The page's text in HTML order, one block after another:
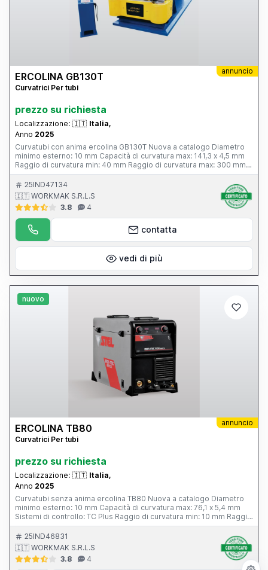
annuncio
ERCOLINA GB130T
Curvatrici Per tubi
prezzo su richiesta
Localizzazione: 🇮🇹 Italia,
Anno 2025
Curvatubi con anima ercolina GB130T Nuova a catalogo Diametro
minimo esterno: 10 mm Capacità di curvatura max: 141,3 x 4,5 mm
Raggio di curvatura min: 40 mm Raggio di curvatura max: 300 mm
La GB130T ha 2 teste, un sistema di serraggio tubo brevettato e un
encoder di precisione su ogni asse. industry4.0 risparmio
energetico CARATTERISTICHE Curvatubi a 2 teste Veloce Cambio
utensili Posizioni slitta, booster e mandrino programmabili (assi X2,
Y2, Y3) Sistema di serraggio tubo brevettato KST Pesante struttura
in acciaio per offrire rigidità ed assenza di vibrazioni (brevettato)
Encoder di precisione su ogni asse Controllo touch screen intuitivo
con memoria illimitata grazie alla chiave esterna USB Joystick di
azionamento con classe 3 di sicurezza PLC interattivo con touch
screen garantisce la semplice accessibilità alle modalità di
funzionamento manuale ed automatica; diagnostica di sistema
integrata ed interfaccia operatore multilingue Importazione files.
25IND47134
🇮🇹 WORKMAK S.R.L.S
3.8
4
contatta
vedi di più
nuovo
annuncio
ERCOLINA TB80
Curvatrici Per tubi
prezzo su richiesta
Localizzazione: 🇮🇹 Italia,
Anno 2025
Curvatubi senza anima ercolina TB80 Nuova a catalogo Diametro
minimo esterno: 10 mm Capacità di curvatura max: 76,1 x 5,4 mm
Sistemi di controllo: TC Plus Raggio di curvatura min: 10 mm Raggio
di curvatura max: 420 m La Ercolina TB80 è una macchina curvatubi
straordinaria, ha una velocità di curvatura programmabile con
possibilità di curvare a destra o sinistra, dotata del performante
controllo TCPlus che rende questa macchina insostituibile!
CARATTERISTICHE Dotata di Controllo TCPlus Touch screen a colori
25IND46831
🇮🇹 WORKMAK S.R.L.S
3.8
4